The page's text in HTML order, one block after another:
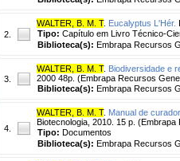
2.
WALTER, B. M. T. Eucalyptus L'Hér.
Tipo: Capítulo em Livro Técnico-
Biblioteca(s): Embrapa Recursos
3.
WALTER, B. M. T. Biodiversidade e
2000 48p. (Embrapa Recursos
Biblioteca(s): Embrapa Recursos
4.
WALTER, B. M. T. Manual de
Biotecnologia, 2010. 15 p.
Tipo: Documentos
Biblioteca(s): Embrapa Recursos